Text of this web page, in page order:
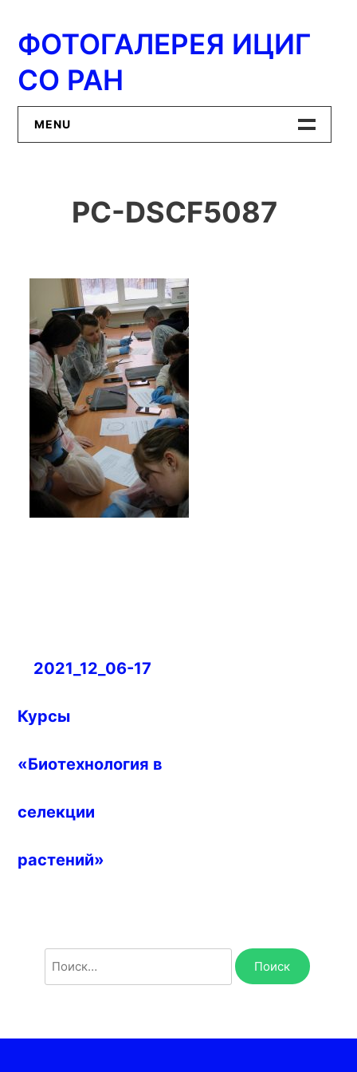
содержимому
ФОТОГАЛЕРЕЯ ИЦИГ
СО РАН
MENU
ИЦиГ СО РАН
PC-DSCF5087
Навигация
записям
2021_12_06-17
Курсы
«Биотехнология в
селекции
растений»
Найти: